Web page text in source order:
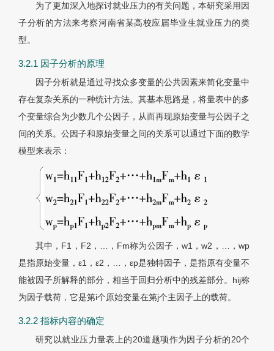
为了更加深入地探讨就业压力的有关问题，本研究采用因
子分析的方法来考察河南省某高校应届毕业生就业压力的类
型。
3.2.1 因子分析的原理
因子分析就是通过寻找众多变量的公共因素来简化变量中
存在复杂关系的一种统计方法。其基本思路是，将量表中的多
个变量综合为少数几个公因子，从而再现原始变量与公因子之
间的关系。公因子和原始变量之间的关系可以通过下面的数学
模型来表示：
其中，F1，F2，…，Fm称为公因子，w1，w2，…，wp
是指原始变量，ε1，ε2，…，εp是独特因子，是指原有变量不
能被因子所解释的部分，相当于回归分析中的残差部分。hij称
为因子载荷，它是第i个原始变量在第j个主因子上的载荷。
3.2.2 指标内容的确定
研究以就业压力量表上的20道题项作为因子分析的20个